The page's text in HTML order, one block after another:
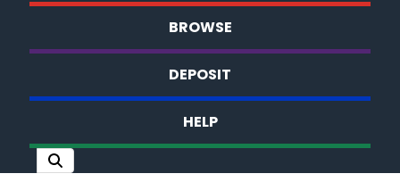
BROWSE
DEPOSIT
HELP